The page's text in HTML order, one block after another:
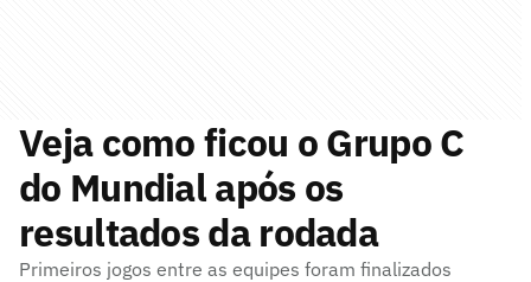
Veja como ficou o Grupo C
do Mundial após os
resultados da rodada
Primeiros jogos entre as equipes foram finalizados